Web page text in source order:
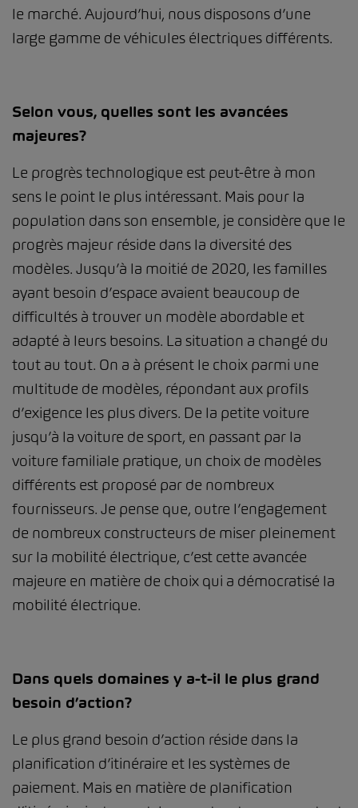
le marché. Aujourd’hui, nous disposons d’une
large gamme de véhicules électriques différents.
Selon vous, quelles sont les avancées
majeures?
Le progrès technologique est peut-être à mon
sens le point le plus intéressant. Mais pour la
population dans son ensemble, je considère que le
progrès majeur réside dans la diversité des
modèles. Jusqu’à la moitié de 2020, les familles
ayant besoin d’espace avaient beaucoup de
difficultés à trouver un modèle abordable et
adapté à leurs besoins. La situation a changé du
tout au tout. On a à présent le choix parmi une
multitude de modèles, répondant aux profils
d’exigence les plus divers. De la petite voiture
jusqu’à la voiture de sport, en passant par la
voiture familiale pratique, un choix de modèles
différents est proposé par de nombreux
fournisseurs. Je pense que, outre l’engagement
de nombreux constructeurs de miser pleinement
sur la mobilité électrique, c’est cette avancée
majeure en matière de choix qui a démocratisé la
mobilité électrique.
Dans quels domaines y a-t-il le plus grand
besoin d’action?
Le plus grand besoin d’action réside dans la
planification d’itinéraire et les systèmes de
paiement. Mais en matière de planification